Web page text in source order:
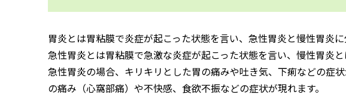
胃炎とは胃粘膜で炎症が起こった状態を言い、急性胃炎と慢性胃炎に
急性胃炎とは胃粘膜で急激な炎症が起こった状態を言い、慢性胃炎と
急性胃炎の場合、キリキリとした胃の痛みや吐き気、下痢などの症
の痛み（心窩部痛）や不快感、食欲不振などの症状が現れます。